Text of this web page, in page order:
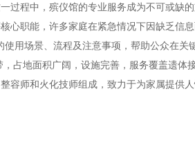
过程中，殡仪馆的专业服务成为不可或缺
心职能，许多家庭在紧急情况下因缺乏信息
使用场景、流程及注意事项，帮助公众在关
占地面积广阔，设施完善，服务覆盖遗体
容师和火化技师组成，致力于为家属提供